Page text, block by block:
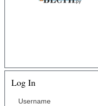
Log In
Username